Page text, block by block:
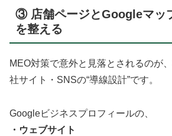
③ 店舗ページとGoogleマッ
を整える
MEO対策で意外と見落とされるのが
社サイト・SNSの“導線設計”です。
Googleビジネスプロフィールの、
・ウェブサイト